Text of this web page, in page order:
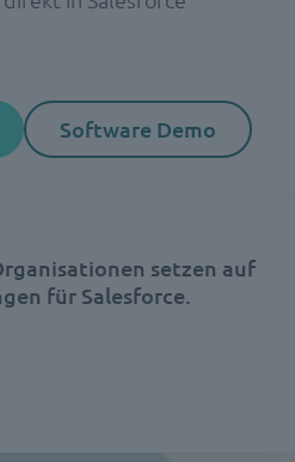
Software Demo
setzen auf
für Salesforce.